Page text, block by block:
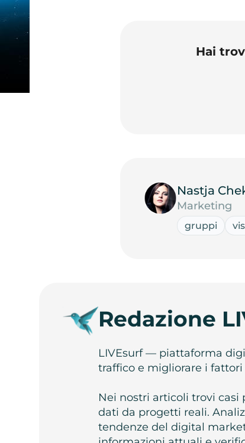
Hai
Nastja
Marketing
gruppi
Redazione
LIVEsurf — piattaforma
traffico e migliorare i
Nei nostri articoli trovi casi
dati da progetti reali.
tendenze del digital